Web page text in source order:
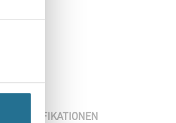
SPEZIFIKATIONEN